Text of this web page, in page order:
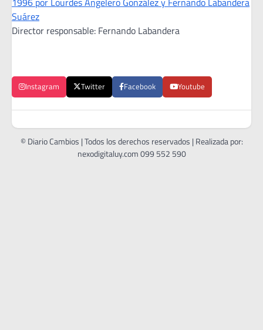
Suárez
Director responsable: Fernando Labandera
Instagram Twitter Facebook Youtube